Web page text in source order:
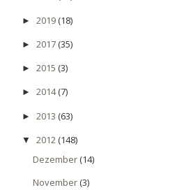
► 2019(18)
► 2017(35)
► 2015 (3)
► 2014(7)
► 2013 (63)
▼ 2012(148)
Dezember(14)
November(3)